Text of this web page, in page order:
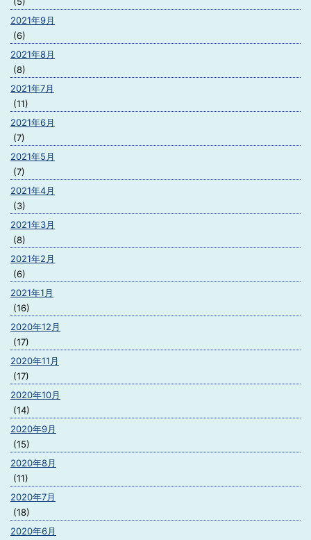
2021年9月
(6)
2021年8月
(8)
2021年7月
(11)
2021年6月
(7)
2021年5月
(7)
2021年4月
(3)
2021年3月
(8)
2021年2月
(6)
2021年1月
(16)
2020年12月
(17)
2020年11月
(17)
2020年10月
(14)
2020年9月
(15)
2020年8月
(11)
2020年7月
(18)
2020年6月